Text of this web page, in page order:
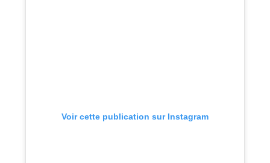
Voir cette publication sur Instagram